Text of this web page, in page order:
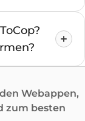
Webappen,
zum besten